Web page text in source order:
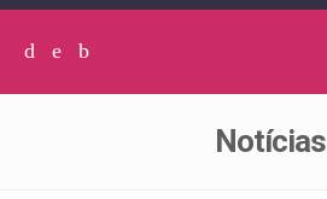
Facebook
TwitterInstagram
Notícias